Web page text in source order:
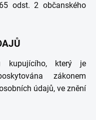
odst. 2 občanského
kupujícího, který je
zákonem
údajů, ve znění